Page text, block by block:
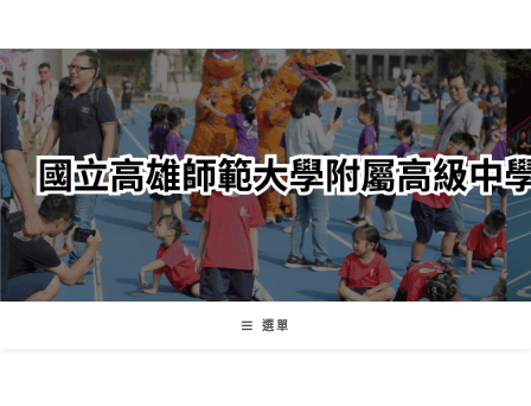
轉
至
主
內
容
選單